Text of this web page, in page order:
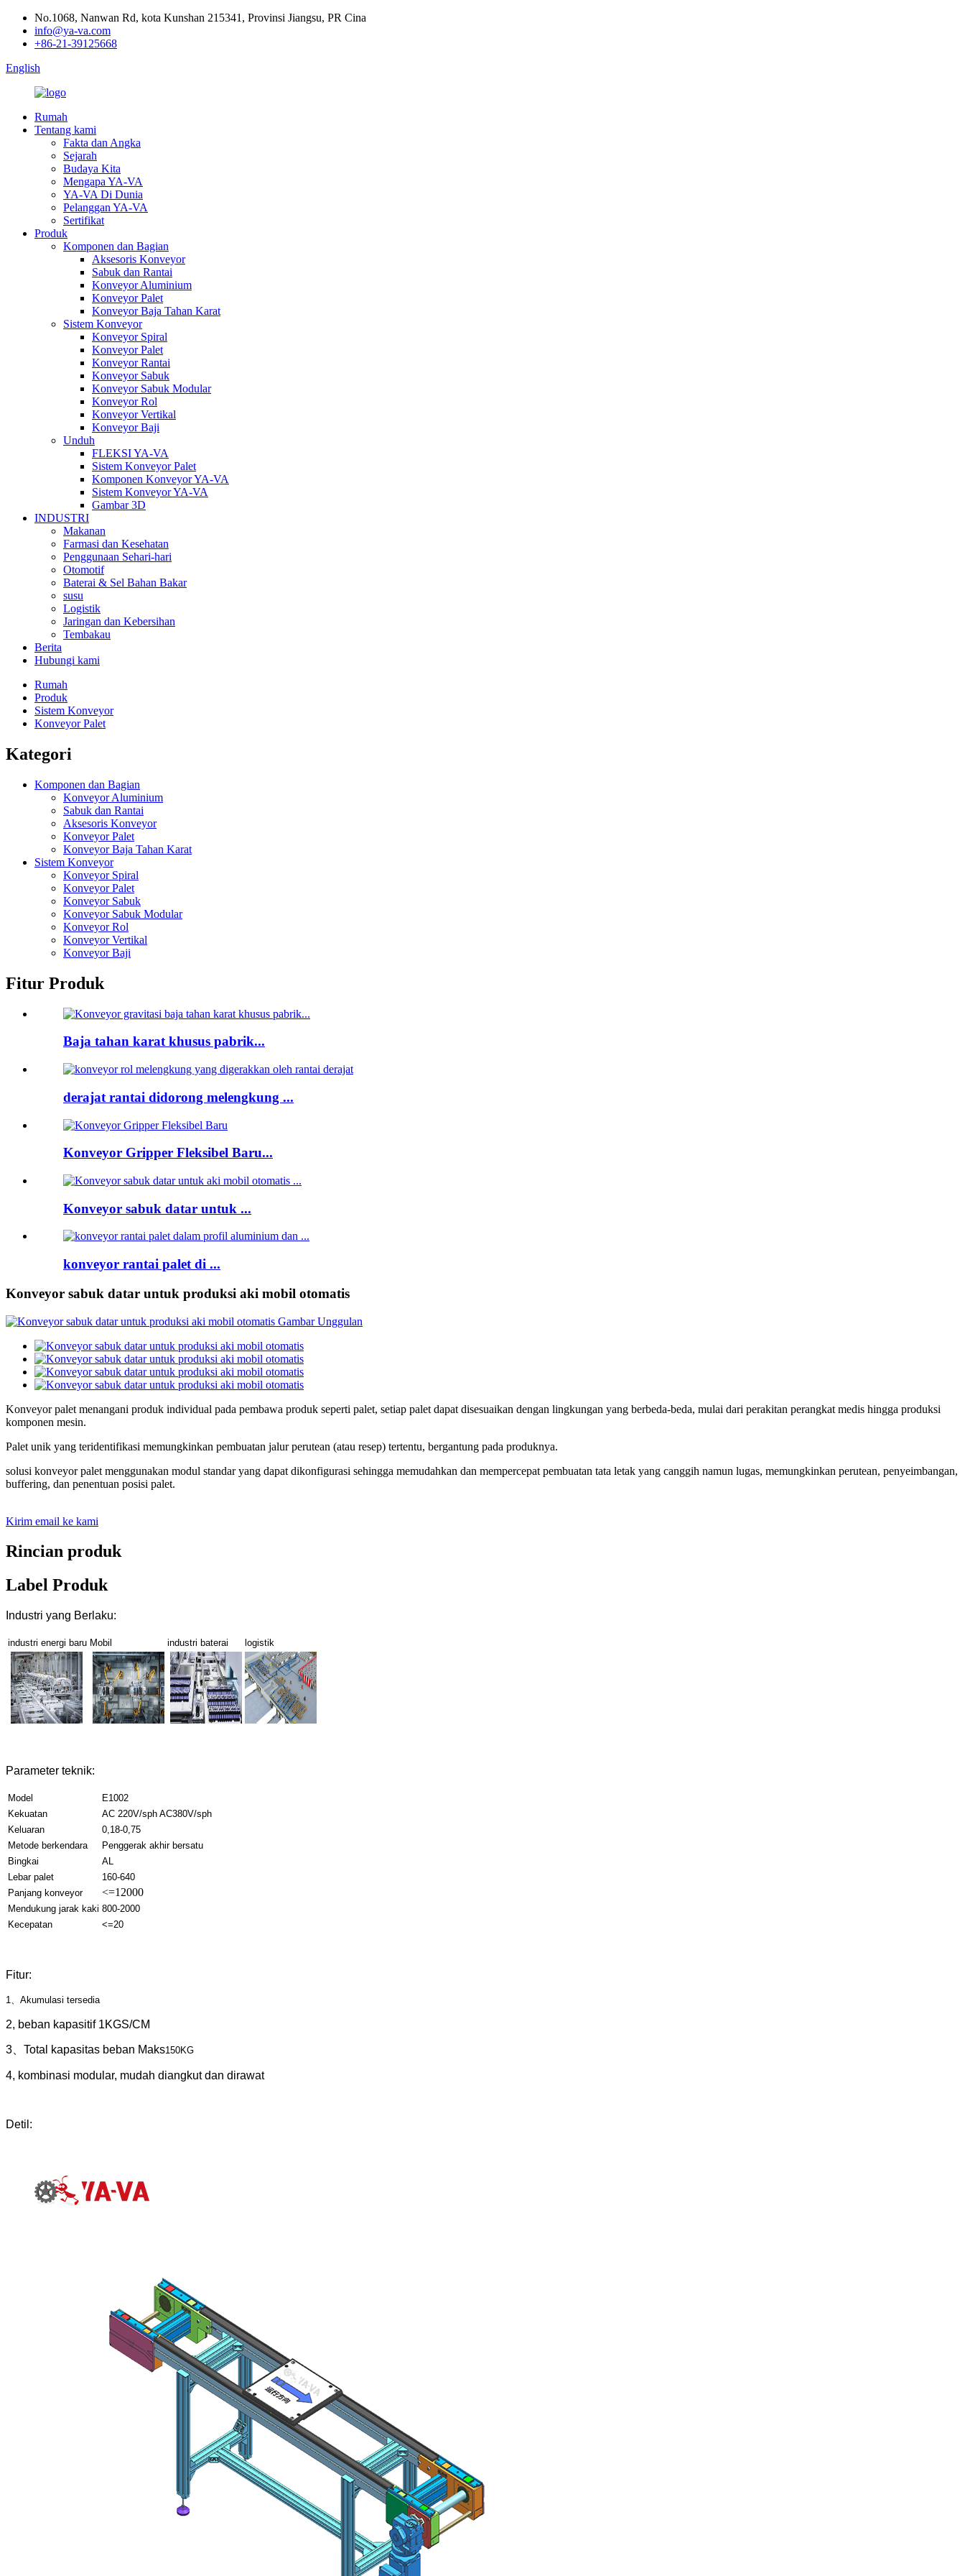
No.1068, Nanwan Rd, kota Kunshan 215341, Provinsi Jiangsu, PR Cina
info@ya-va.com
+86-21-39125668
English
Rumah
Tentang kami
Fakta dan Angka
Sejarah
Budaya Kita
Mengapa YA-VA
YA-VA Di Dunia
Pelanggan YA-VA
Sertifikat
Produk
Komponen dan Bagian
Aksesoris Konveyor
Sabuk dan Rantai
Konveyor Aluminium
Konveyor Palet
Konveyor Baja Tahan Karat
Sistem Konveyor
Konveyor Spiral
Konveyor Palet
Konveyor Rantai
Konveyor Sabuk
Konveyor Sabuk Modular
Konveyor Rol
Konveyor Vertikal
Konveyor Baji
Unduh
FLEKSI YA-VA
Sistem Konveyor Palet
Komponen Konveyor YA-VA
Sistem Konveyor YA-VA
Gambar 3D
INDUSTRI
Makanan
Farmasi dan Kesehatan
Penggunaan Sehari-hari
Otomotif
Baterai & Sel Bahan Bakar
susu
Logistik
Jaringan dan Kebersihan
Tembakau
Berita
Hubungi kami
Rumah
Produk
Sistem Konveyor
Konveyor Palet
Kategori
Komponen dan Bagian
Konveyor Aluminium
Sabuk dan Rantai
Aksesoris Konveyor
Konveyor Palet
Konveyor Baja Tahan Karat
Sistem Konveyor
Konveyor Spiral
Konveyor Palet
Konveyor Sabuk
Konveyor Sabuk Modular
Konveyor Rol
Konveyor Vertikal
Konveyor Baji
Fitur Produk
Baja tahan karat khusus pabrik...
derajat rantai didorong melengkung ...
Konveyor Gripper Fleksibel Baru...
Konveyor sabuk datar untuk ...
konveyor rantai palet di ...
Konveyor sabuk datar untuk produksi aki mobil otomatis
Konveyor palet menangani produk individual pada pembawa produk seperti palet, setiap palet dapat disesuaikan dengan lingkungan yang berbeda-beda, mulai dari perakitan perangkat medis hingga produksi
komponen mesin.
Palet unik yang teridentifikasi memungkinkan pembuatan jalur perutean (atau resep) tertentu, bergantung pada produknya.
solusi konveyor palet menggunakan modul standar yang dapat dikonfigurasi sehingga memudahkan dan mempercepat pembuatan tata letak yang canggih namun lugas, memungkinkan perutean, penyeimbangan,
buffering, dan penentuan posisi palet.
Kirim email ke kami
Rincian produk
Label Produk
Industri yang Berlaku:
industri energi baru Mobil industri baterai logistik
Parameter teknik:
Model
E1002
Kekuatan
AC 220V/sph AC380V/sph
Keluaran
0,18-0,75
Metode berkendara
Penggerak akhir bersatu
Bingkai
AL
Lebar palet
160-640
Panjang konveyor
<=12000
Mendukung jarak kaki 800-2000
Kecepatan
<=20
Fitur:
1、Akumulasi tersedia
2, beban kapasitif 1KGS/CM
3、Total kapasitas beban Maks150KG
4, kombinasi modular, mudah diangkut dan dirawat
Detil: